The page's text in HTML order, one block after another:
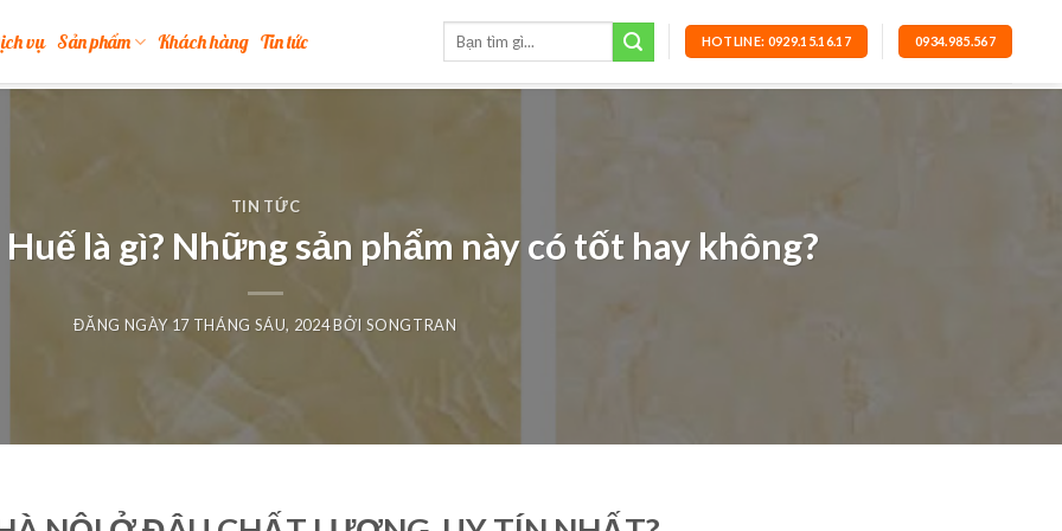
vụ Sản phẩm Khách hàng Tin tức HOTLINE: 0929.15.16.17 0934.985.567
TIN TỨC
là gì? Những sản phẩm này có tốt hay không?
ĐĂNG NGÀY 17 THÁNG SÁU, 2024BỞI SONGTRAN